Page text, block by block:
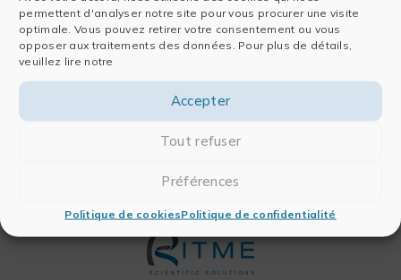
permettent d'analyser notre site pour vous procurer une visite
optimale. Vous pouvez retirer votre consentement ou vous
opposer aux traitements des données. Pour plus de détails,
veuillez lire notre
Accepter
Tout refuser
Préférences
Politique de cookiesPolitique de confidentialité
Téléphone : 01 84 16 23 40
Plateforme de règlement en ligne des litiges de
https//webgate.ec.europa.eu/odr/main/index.cfm?
event=main.home.show&lng=FR